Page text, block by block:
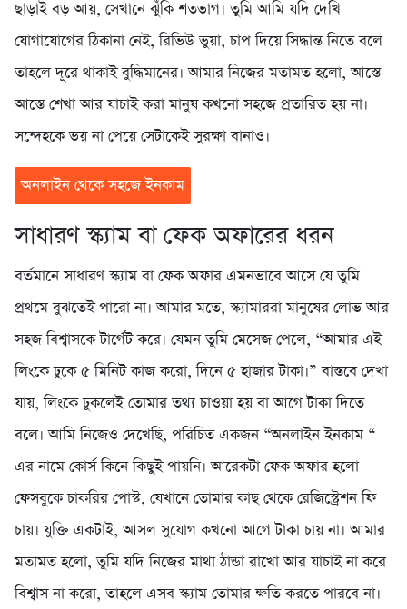
ছাড়াই বড় আয়, সেখানে ঝুঁকি শতভাগ। তুমি আমি যদি দেখি
যোগাযোগের ঠিকানা নেই, রিভিউ ভুয়া, চাপ দিয়ে সিদ্ধান্ত নিতে বলে
তাহলে দূরে থাকাই বুদ্ধিমানের। আমার নিজের মতামত হলো, আস্তে
আস্তে শেখা আর যাচাই করা মানুষ কখনো সহজে প্রতারিত হয় না।
সন্দেহকে ভয় না পেয়ে সেটাকেই সুরক্ষা বানাও।
অনলাইন থেকে সহজে ইনকাম
সাধারণ স্ক্যাম বা ফেক অফারের ধরন
বর্তমানে সাধারণ স্ক্যাম বা ফেক অফার এমনভাবে আসে যে তুমি
প্রথমে বুঝতেই পারো না। আমার মতে, স্ক্যামাররা মানুষের লোভ আর
সহজ বিশ্বাসকে টার্গেট করে। যেমন তুমি মেসেজ পেলে, “আমার এই
লিংকে ঢুকে ৫ মিনিট কাজ করো, দিনে ৫ হাজার টাকা।” বাস্তবে দেখা
যায়, লিংকে ঢুকলেই তোমার তথ্য চাওয়া হয় বা আগে টাকা দিতে
বলে। আমি নিজেও দেখেছি, পরিচিত একজন “অনলাইন ইনকাম “
এর নামে কোর্স কিনে কিছুই পায়নি। আরেকটা ফেক অফার হলো
ফেসবুকে চাকরির পোস্ট, যেখানে তোমার কাছ থেকে রেজিস্ট্রেশন ফি
চায়। যুক্তি একটাই, আসল সুযোগ কখনো আগে টাকা চায় না। আমার
মতামত হলো, তুমি যদি নিজের মাথা ঠান্ডা রাখো আর যাচাই না করে
বিশ্বাস না করো, তাহলে এসব স্ক্যাম তোমার ক্ষতি করতে পারবে না।